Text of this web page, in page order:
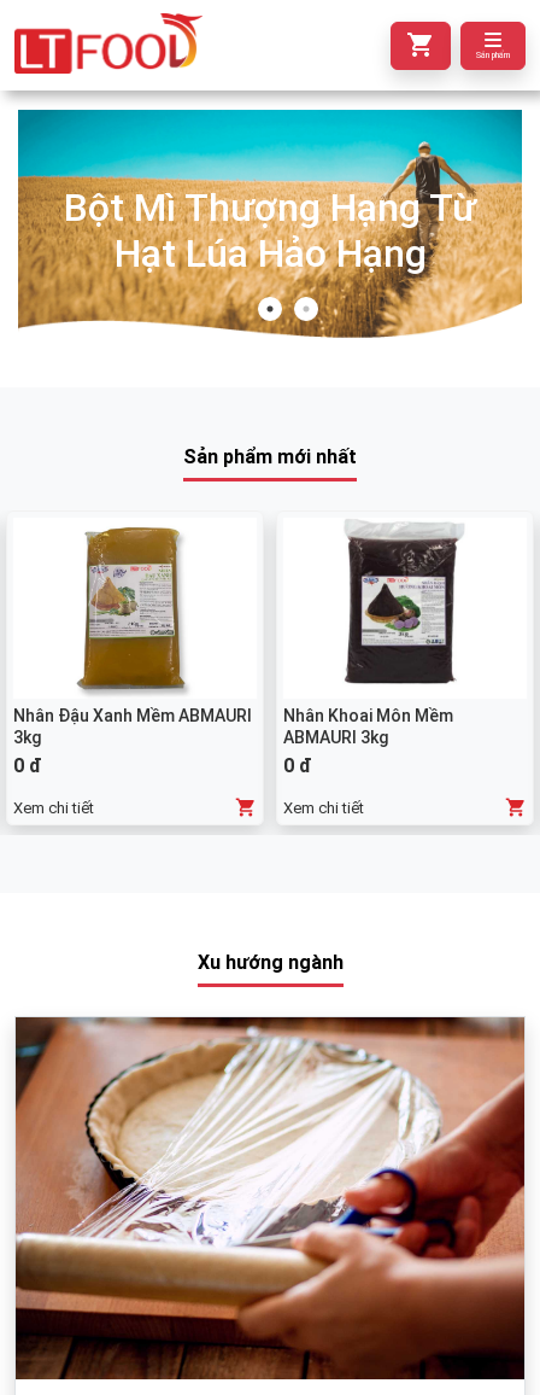
Sản phẩm
Bột Mì Thượng Hạng Từ
Hạt Lúa Hảo Hạng
Sản phẩm mới nhất
Nhân Đậu Xanh Mềm ABMAURI
3kg
0 đ
Xem chi tiết
Nhân Khoai Môn Mềm
ABMAURI 3kg
0 đ
Xem chi tiết
Xu hướng ngành